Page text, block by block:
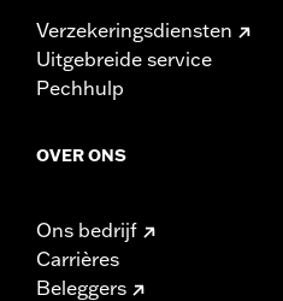
Verzekeringsdiensten
Uitgebreide service
Pechhulp
OVER ONS
Ons bedrijf
Carrières
Beleggers